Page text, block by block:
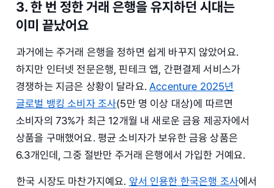
3. 한 번 정한 거래 은행을 유지하던 시대는
이미 끝났어요
과거에는 주거래 은행을 정하면 쉽게 바꾸지 않았어요.
하지만 인터넷 전문은행, 핀테크 앱, 간편결제 서비스가
경쟁하는 지금은 상황이 달라요.Accenture 2025년
글로벌 뱅킹 소비자 조사(5만 명 이상 대상)에 따르면
소비자의 73%가 최근 12개월 내 새로운 금융 제공자에서
상품을 구매했어요. 평균 소비자가 보유한 금융 상품은
6.3개인데, 그중 절반만 주거래 은행에서 가입한 거예요.
한국 시장도 마찬가지예요. 앞서 인용한 한국은행 조사에서